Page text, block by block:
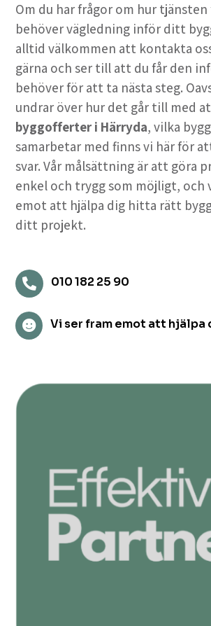
Om du har frågor om hur
behöver vägledning inför ditt
alltid välkommen att kontakta
gärna och ser till att du får den
behöver för att ta nästa steg.
undrar över hur det går till med
byggofferter i Härryda, vilka
samarbetar med finns vi här för
svar. Vår målsättning är att göra
enkel och trygg som möjligt, och
emot att hjälpa dig hitta rätt
ditt projekt.
 010 182 25 90
 Vi ser fram emot att hjälpa